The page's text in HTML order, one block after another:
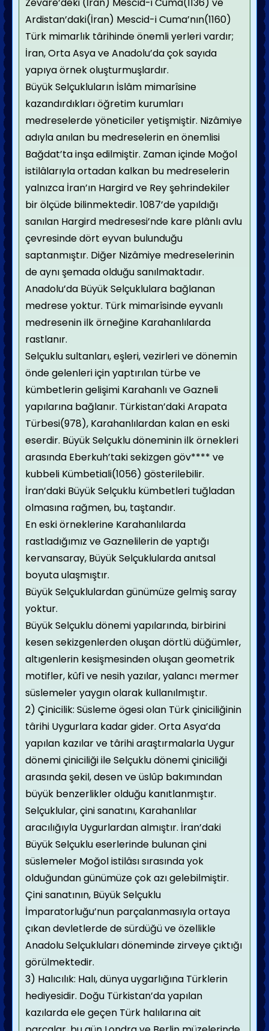
Ardistan’daki(İran) Mescid-i Cuma’nın(1160)
Türk mimarlık târihinde önemli yerleri vardır;
İran, Orta Asya ve Anadolu’da çok sayıda
yapıya örnek oluşturmuşlardır.
Büyük Selçukluların İslâm mimarîsine
kazandırdıkları öğretim kurumları
medreselerde yöneticiler yetişmiştir. Nizâmiye
adıyla anılan bu medreselerin en önemlisi
Bağdat’ta inşa edilmiştir. Zaman içinde Moğol
istilâlarıyla ortadan kalkan bu medreselerin
yalnızca İran’ın Hargird ve Rey şehrindekiler
bir ölçüde bilinmektedir. 1087’de yapıldığı
sanılan Hargird medresesi’nde kare plânlı avlu
çevresinde dört eyvan bulunduğu
saptanmıştır. Diğer Nizâmiye medreselerinin
de aynı şemada olduğu sanılmaktadır.
Anadolu’da Büyük Selçuklulara bağlanan
medrese yoktur. Türk mimarîsinde eyvanlı
medresenin ilk örneğine Karahanlılarda
rastlanır.
Selçuklu sultanları, eşleri, vezirleri ve dönemin
önde gelenleri için yaptırılan türbe ve
kümbetlerin gelişimi Karahanlı ve Gazneli
yapılarına bağlanır. Türkistan’daki Arapata
Türbesi(978), Karahanlılardan kalan en eski
eserdir. Büyük Selçuklu döneminin ilk örnekleri
arasında Eberkuh’taki sekizgen göv**** ve
kubbeli Kümbetiali(1056) gösterilebilir.
İran’daki Büyük Selçuklu kümbetleri tuğladan
olmasına rağmen, bu, taştandır.
En eski örneklerine Karahanlılarda
rastladığımız ve Gaznelilerin de yaptığı
kervansaray, Büyük Selçuklularda anıtsal
boyuta ulaşmıştır.
Büyük Selçuklulardan günümüze gelmiş saray
yoktur.
Büyük Selçuklu dönemi yapılarında, birbirini
kesen sekizgenlerden oluşan dörtlü düğümler,
altıgenlerin kesişmesinden oluşan geometrik
motifler, kûfî ve nesih yazılar, yalancı mermer
süslemeler yaygın olarak kullanılmıştır.
2) Çinicilik: Süsleme ögesi olan Türk çiniciliğinin
târihi Uygurlara kadar gider. Orta Asya’da
yapılan kazılar ve târihi araştırmalarla Uygur
dönemi çiniciliği ile Selçuklu dönemi çiniciliği
arasında şekil, desen ve üslûp bakımından
büyük benzerlikler olduğu kanıtlanmıştır.
Selçuklular, çini sanatını, Karahanlılar
aracılığıyla Uygurlardan almıştır. İran’daki
Büyük Selçuklu eserlerinde bulunan çini
süslemeler Moğol istilâsı sırasında yok
olduğundan günümüze çok azı gelebilmiştir.
Çini sanatının, Büyük Selçuklu
İmparatorluğu’nun parçalanmasıyla ortaya
çıkan devletlerde de sürdüğü ve özellikle
Anadolu Selçukluları döneminde zirveye çıktığı
görülmektedir.
3) Halıcılık: Halı, dünya uygarlığına Türklerin
hediyesidir. Doğu Türkistan’da yapılan
kazılarda ele geçen Türk halılarına ait